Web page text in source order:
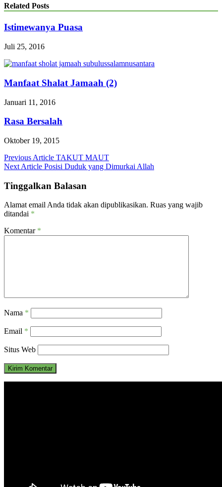
Related Posts
Istimewanya Puasa
Juli 25, 2016
Manfaat Shalat Jamaah (2)
Januari 11, 2016
Rasa Bersalah
Oktober 19, 2015
Navigasi
pos
Previous Article TAKUT MAUT
Next Article Posisi Duduk yang Dimurkai Allah
Tinggalkan Balasan
Alamat email Anda tidak akan dipublikasikan. Ruas yang wajib
ditandai *
Komentar *
Nama *
Email *
Situs Web